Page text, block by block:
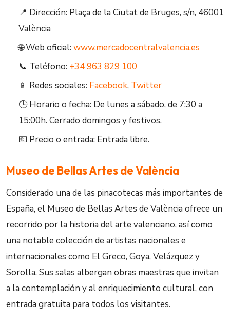
📍 Dirección: Plaça de la Ciutat de Bruges, s/n, 46001
València
🌐 Web oficial:www.mercadocentralvalencia.es
📞 Teléfono: +34 963 829 100
📱 Redes sociales: Facebook, Twitter
🕒 Horario o fecha: De lunes a sábado, de 7:30 a
15:00h. Cerrado domingos y festivos.
💶 Precio o entrada: Entrada libre.
Museo de Bellas Artes de València
Considerado una de las pinacotecas más importantes de
España, el Museo de Bellas Artes de València ofrece un
recorrido por la historia del arte valenciano, así como
una notable colección de artistas nacionales e
internacionales como El Greco, Goya, Velázquez y
Sorolla. Sus salas albergan obras maestras que invitan
a la contemplación y al enriquecimiento cultural, con
entrada gratuita para todos los visitantes.